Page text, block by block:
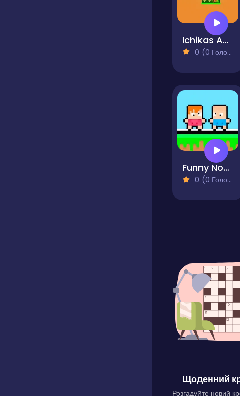
Ichikas Adventure 2
0 (0 Голосів)
Funny Noob - 2 Player
0 (0 Голосів)
Щоденний
Розгадуйте новий